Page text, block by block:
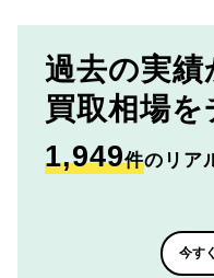
過去の実績
買取相場を
1,949件のリア
今す